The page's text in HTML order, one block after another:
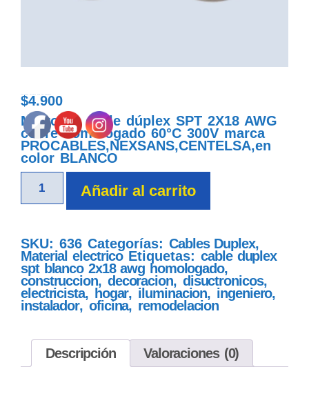
$4.900
Metro de cable dúplex SPT 2X18 AWG
cobre homologado 60°C 300V marca
PROCABLES,NEXSANS,CENTELSA,en
color BLANCO
Añadir al carrito
SKU: 636 Categorías: Cables Duplex,
Material electrico Etiquetas:cable duplex
spt blanco 2x18 awg homologado,
construccion, decoracion, disuctronicos,
electricista, hogar, iluminacion, ingeniero,
instalador, oficina, remodelacion
Descripción Valoraciones (0)